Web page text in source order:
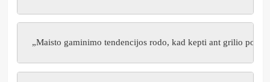
„Maisto gaminimo tendencijos rodo, kad kepti ant grilio